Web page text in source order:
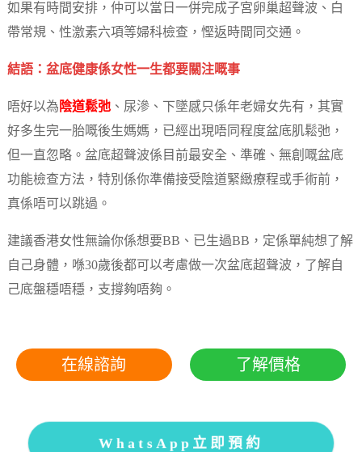
如果有時間安排，仲可以當日一併完成子宮卵巢超聲波、白
帶常規、性激素六項等婦科檢查，慳返時間同交通。
結語：盆底健康係女性一生都要關注嘅事
唔好以為 陰道鬆弛、尿滲、下墜感只係年老婦女先有，其實
好多生完一胎嘅後生媽媽，已經出現唔同程度盆底肌鬆弛，
但一直忽略。盆底超聲波係目前最安全、準確、無創嘅盆底
功能檢查方法，特別係你準備接受陰道緊緻療程或手術前，
真係唔可以跳過。
建議香港女性無論你係想要BB、已生過BB，定係單純想了解
自己身體，喺30歲後都可以考慮做一次盆底超聲波，了解自
己底盤穩唔穩，支撐夠唔夠。
在線諮詢 了解價格
WhatsApp立即預約